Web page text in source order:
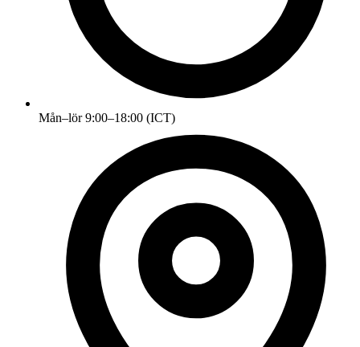
Mån–lör 9:00–18:00 (ICT)